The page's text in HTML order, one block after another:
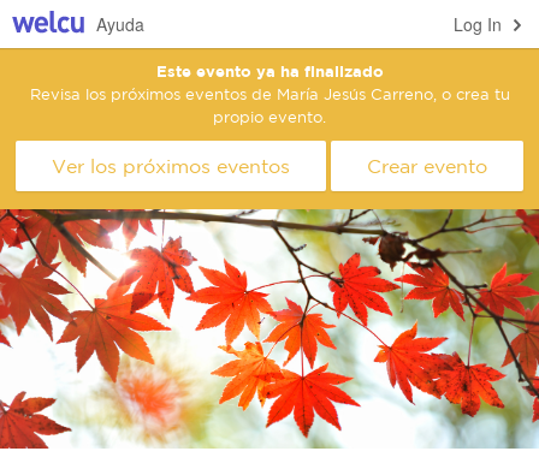
Log In
Ayuda
Este evento ya ha finalizado
Revisa los próximos eventos de María Jesús Carreno, o crea tu
propio evento.
Ver los próximos eventos Crear evento